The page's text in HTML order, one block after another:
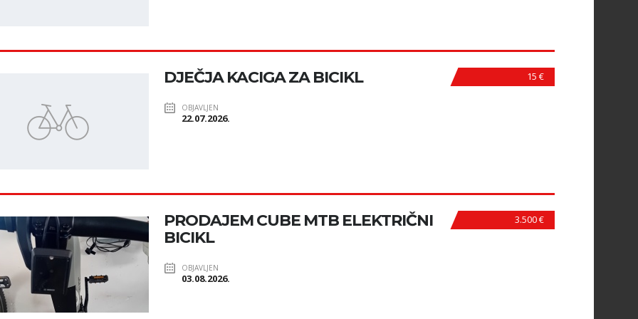
15 €
DJEČJA KACIGA ZA BICIKL
OBJAVLJEN
22.07.2026.
3.500 €
PRODAJEM CUBE MTB ELEKTRIČNI
BICIKL
OBJAVLJEN
03.08.2026.